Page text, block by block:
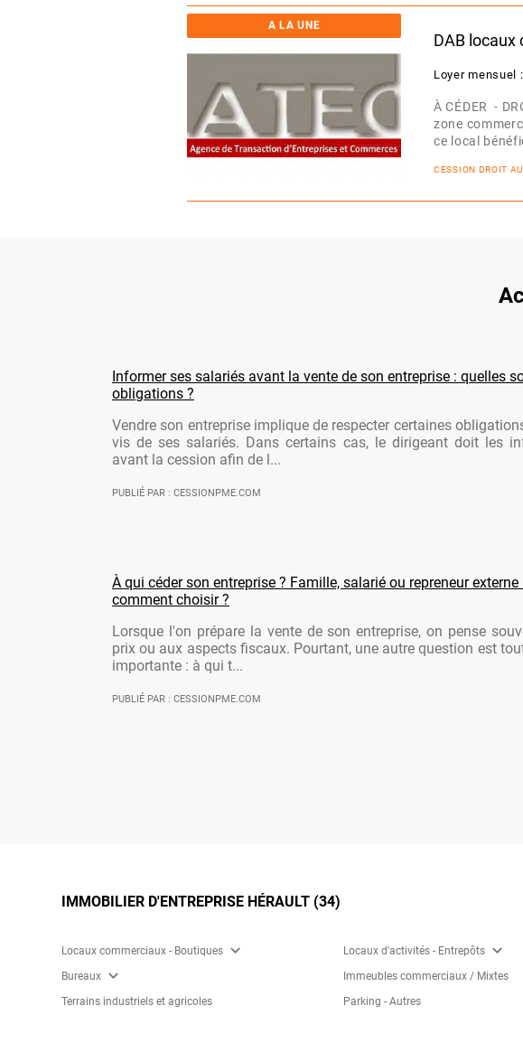
A LA UNE
DAB locaux
Loyer mensuel :
À CÉDER -
zone
ce local
CESSION DROIT
Informer ses salariés avant la vente de son entreprise : quelles
obligations ?
Vendre son entreprise implique de respecter certaines
vis de ses salariés. Dans certains cas, le dirigeant doit les
avant la cession afin de l...
PUBLIÉ PAR : CESSIONPME.COM
À qui céder son entreprise ? Famille, salarié ou repreneur externe
comment choisir ?
Lorsque l'on prépare la vente de son entreprise, on pense
prix ou aux aspects fiscaux. Pourtant, une autre question est
importante : à qui t...
PUBLIÉ PAR : CESSIONPME.COM
IMMOBILIER D'ENTREPRISE HÉRAULT (34)
Locaux commerciaux - Boutiques expand_more Locaux d'activités - Entrepôts expand_more
Bureaux expand_more
Immeubles commerciaux / Mixtes
Terrains industriels et agricoles
Parking - Autres